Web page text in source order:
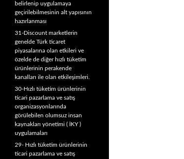
belirlenip uygulamaya
geçirilebilmesinin alt yapısının
hazırlanması
31-Discount marketlerin
genelde Türk ticaret
piyasalarına olan etkileri ve
özelde de diğer hızlı tüketim
ürünlerinin perakende
kanalları ile olan etkileşimleri.
30-Hızlı tüketim ürünlerinin
ticari pazarlama ve satış
organizasyonlarında
görülebilen olumsuz insan
kaynakları yönetimi ( İKY )
uygulamaları
29- Hızlı tüketim ürünlerinin
ticari pazarlama ve satış